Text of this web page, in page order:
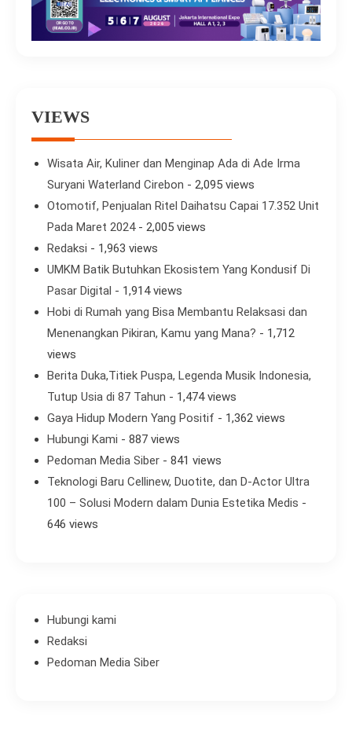
VIEWS
Wisata Air, Kuliner dan Menginap Ada di Ade Irma
Suryani Waterland Cirebon - 2,095 views
Otomotif, Penjualan Ritel Daihatsu Capai 17.352 Unit
Pada Maret 2024- 2,005 views
Redaksi - 1,963 views
UMKM Batik Butuhkan Ekosistem Yang Kondusif Di
Pasar Digital - 1,914 views
Hobi di Rumah yang Bisa Membantu Relaksasi dan
Menenangkan Pikiran, Kamu yang Mana? - 1,712
views
Berita Duka,Titiek Puspa, Legenda Musik Indonesia,
Tutup Usia di 87 Tahun - 1,474 views
Gaya Hidup Modern Yang Positif - 1,362 views
Hubungi Kami - 887 views
Pedoman Media Siber - 841 views
Teknologi Baru Cellinew, Duotite, dan D-Actor Ultra
100 – Solusi Modern dalam Dunia Estetika Medis -
646 views
Hubungi kami
Redaksi
Pedoman Media Siber